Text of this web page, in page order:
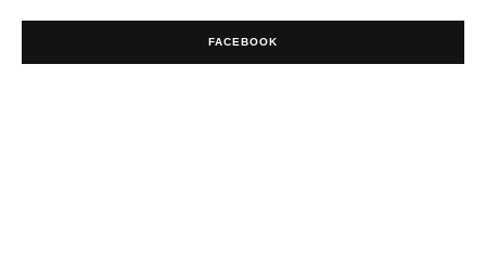
FACEBOOK